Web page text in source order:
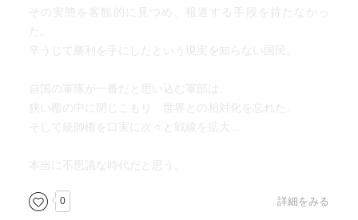
その実態を客観的に見つめ、報道する手段を持たなかっ
た。
辛うじて勝利を手にしたという現実を知らない国民。
自国の軍隊が一番だと思い込む軍部は、
狭い檻の中に閉じこもり、世界との相対化を忘れた。
そして統帥権を口実に次々と戦線を拡大…
本当に不思議な時代だと思う。
0 詳細をみる